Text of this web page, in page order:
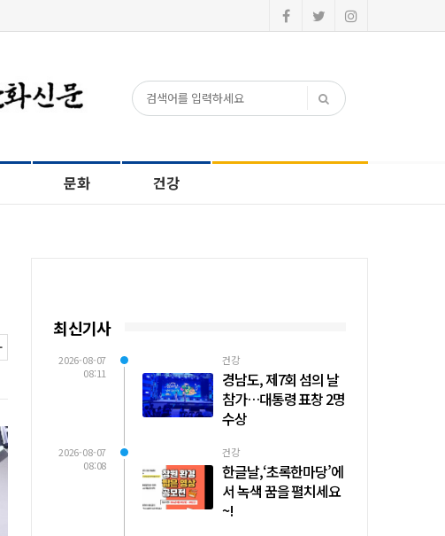
문화 건강
최신기사
2026-08-07
08:11
건강
경남도, 제7회 섬의 날
참가…대통령 표창 2명
수상
2026-08-07
08:08
건강
한글날,‘초록한마당’에
서 녹색 꿈을 펼치세요
~!